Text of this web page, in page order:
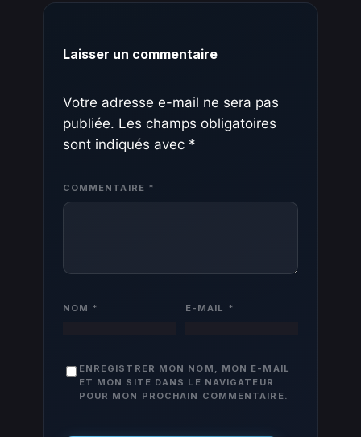
Laisser un commentaire
Votre adresse e-mail ne sera pas
publiée. Les champs obligatoires
sont indiqués avec *
COMMENTAIRE *
NOM * E-MAIL *
ENREGISTRER MON NOM, MON E-MAIL
ET MON SITE DANS LE NAVIGATEUR
POUR MON PROCHAIN COMMENTAIRE.